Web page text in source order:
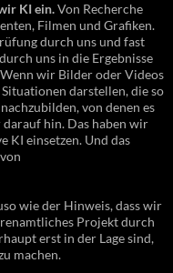
KI ein.Von Recherche
Filmen und Grafiken.
durch uns und fast
uns in die Ergebnisse
wir Bilder oder Videos
darstellen, die so
von denen es
hin. Das haben wir
KI einsetzen. Und das
wie der Hinweis, dass wir
Projekt durch
erst in der Lage sind,
machen.